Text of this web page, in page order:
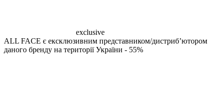
exclusive
ALL FACE є ексклюзивним представником/дистрибʼютором
даного бренду на території України - 55%